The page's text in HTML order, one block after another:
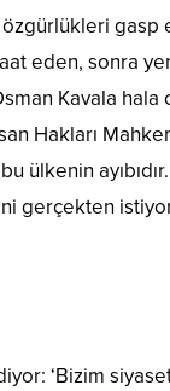
özgürlükleri
eden, sonra
Kavala
Hakları
ayıbıdır.
gerçekten
‘Bizim